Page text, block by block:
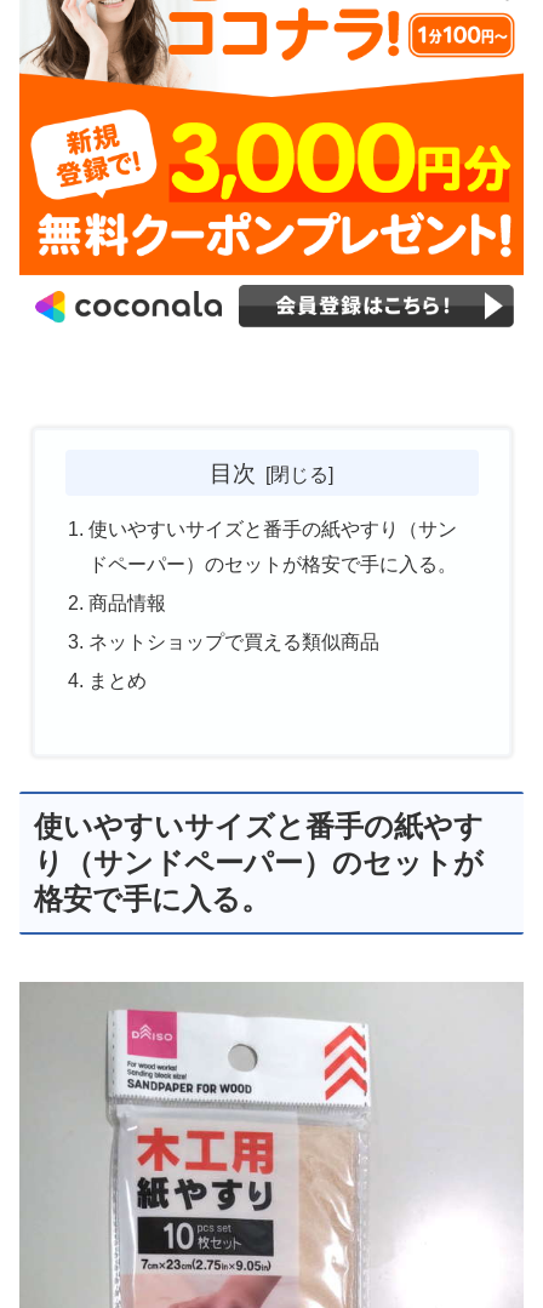
目次
使いやすいサイズと番手の紙やすり（サン
ドペーパー）のセットが格安で手に入る。
商品情報
ネットショップで買える類似商品
まとめ
使いやすいサイズと番手の紙やす
り（サンドペーパー）のセットが
格安で手に入る。